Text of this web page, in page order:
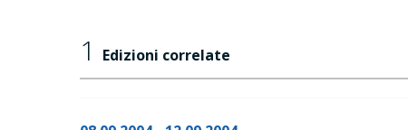
1 Edizioni correlate